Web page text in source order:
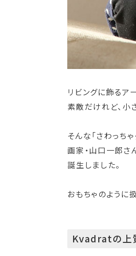
リビングに飾るア
素敵だけれど、小
そんな「さわっち
画家・山口一郎さ
誕生しました。
おもちゃのように
Kvadratの上